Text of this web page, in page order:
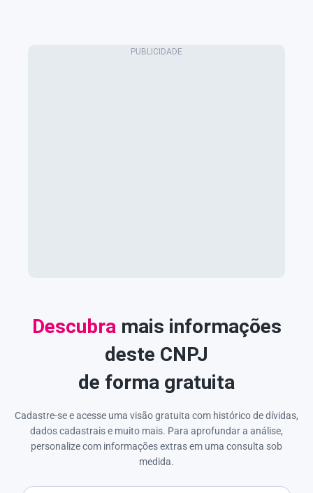
Descubra mais informações
deste CNPJ
de forma gratuita
Cadastre-se e acesse uma visão gratuita com histórico de dívidas,
dados cadastrais e muito mais. Para aprofundar a análise,
personalize com informações extras em uma consulta sob
medida.